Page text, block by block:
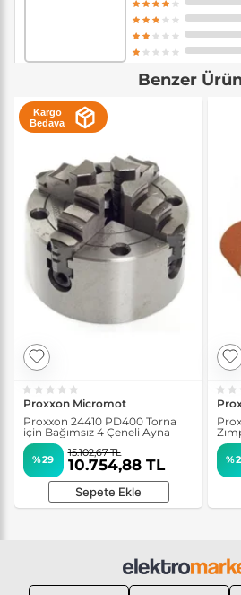
Benzer
Kargo
Bedava
Proxxon Micromot
Proxxon 24410 PD400 Torna
için Bağımsız 4 Çeneli Ayna
%29
15.102,67 TL
10.754,88 TL
Sepete Ekle